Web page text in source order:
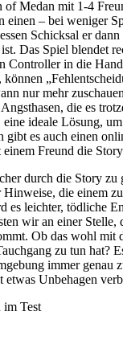
of Medan mit 1-4
einen – bei weniger
Schicksal er dann
Das Spiel blendet
Controller in die
nur mehr
die es
ideale Lösung,
gibt es auch einen
Freund die
durch die Story zu
die einem
es leichter, tödliche
wir an einer Stelle,
Ob das wohl mit
zu tun hat?
immer genau
etwas Unbehagen